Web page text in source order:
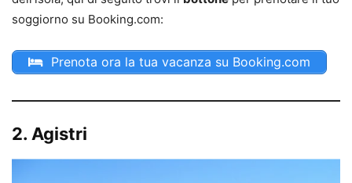
soggiorno su Booking.com:
Prenota ora la tua vacanza su Booking.com
2. Agistri